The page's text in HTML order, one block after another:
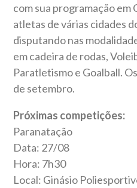
com sua programação em
atletas de várias cidades
disputando nas
em cadeira de rodas,
Paratletismo e Goalball.
de setembro.
Próximas competições:
Paranatação
Data: 27/08
Hora: 7h30
Local: Ginásio